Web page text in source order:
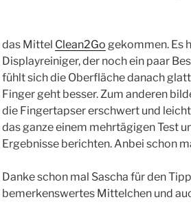
das Mittel Clean2Go gekommen. Es
Displayreiniger, der noch ein paar
fühlt sich die Oberfläche danach
Finger geht besser. Zum anderen
die Fingertapser erschwert und
das ganze einem mehrtägigen Test
Ergebnisse berichten. Anbei schon
Danke schon mal Sascha für den
bemerkenswertes Mittelchen und